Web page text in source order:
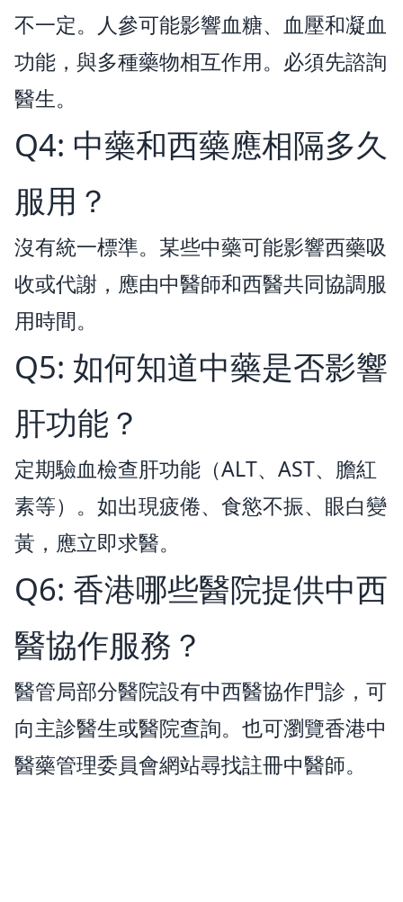
不一定。人參可能影響血糖、血壓和凝血
功能，與多種藥物相互作用。必須先諮詢
醫生。
Q4: 中藥和西藥應相隔多久
服用？
沒有統一標準。某些中藥可能影響西藥吸
收或代謝，應由中醫師和西醫共同協調服
用時間。
Q5: 如何知道中藥是否影響
肝功能？
定期驗血檢查肝功能（ALT、AST、膽紅
素等）。如出現疲倦、食慾不振、眼白變
黃，應立即求醫。
Q6: 香港哪些醫院提供中西
醫協作服務？
醫管局部分醫院設有中西醫協作門診，可
向主診醫生或醫院查詢。也可瀏覽香港中
醫藥管理委員會網站尋找註冊中醫師。